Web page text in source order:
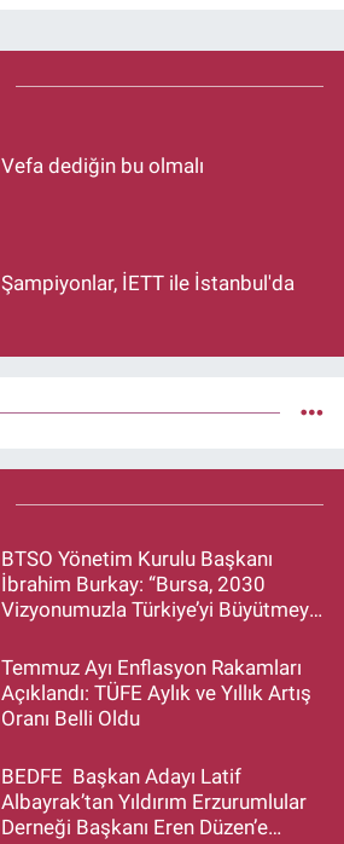
Vefa dediğin bu olmalı
Şampiyonlar, İETT ile İstanbul'da
BTSO Yönetim Kurulu Başkanı
İbrahim Burkay: “Bursa, 2030
Vizyonumuzla Türkiye’yi Büyütmeye
Temmuz Ayı Enflasyon Rakamları
Açıklandı: TÜFE Aylık ve Yıllık Artış
Oranı Belli Oldu
BEDFE Başkan Adayı Latif
Albayrak’tan Yıldırım Erzurumlular
Derneği Başkanı Eren Düzen’e